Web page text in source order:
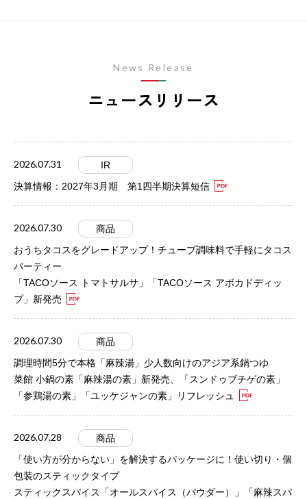
ニュースリリース
News Release
2026.07.31
IR
決算情報：2027年3月期 第1四半期決算短信
2026.07.30
商品
おうちタコスをグレードアップ！チューブ調味料で手軽にタコス
パーティー
「TACOソース トマトサルサ」「TACOソース アボカドディッ
プ」新発売
2026.07.30
商品
調理時間5分で本格「麻辣湯」少人数向けのアジア系鍋つゆ
菜館 小鍋の素「麻辣湯の素」新発売、「スンドゥブチゲの素」
「参鶏湯の素」「ユッケジャンの素」リフレッシュ
2026.07.28
商品
「使い方が分からない」を解決するパッケージに！使い切り・個
包装のスティックタイプ
スティックスパイス「オールスパイス（パウダー）」「麻辣スパ